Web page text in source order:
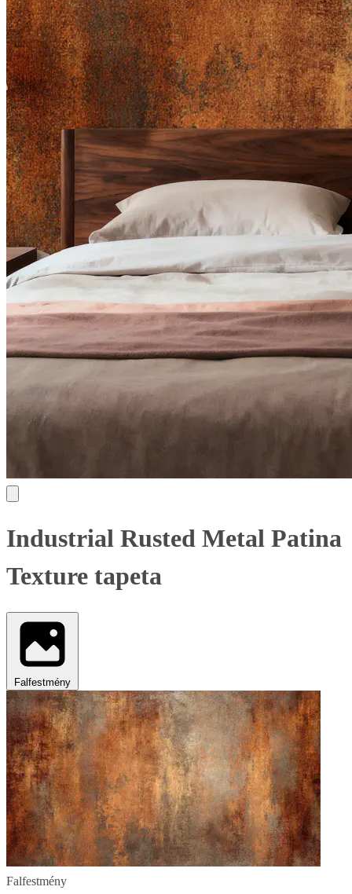
Industrial Rusted Metal Patina
Texture tapeta
Falfestmény
Falfestmény